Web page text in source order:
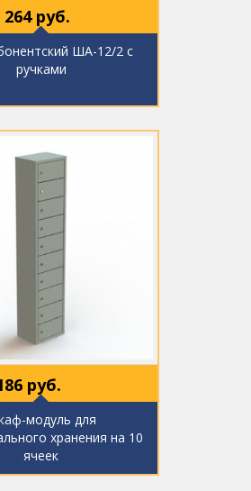
264 руб.
ША-12/2 с
ручками
руб.
модуль для
хранения на 10
ячеек